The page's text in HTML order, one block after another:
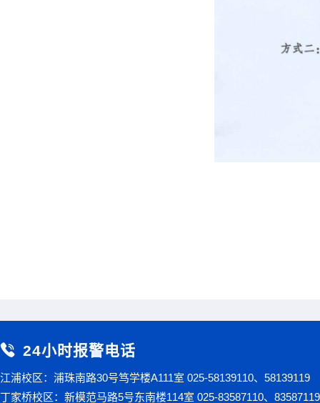
24小时报警电话
江浦校区：浦珠南路30号笃学楼A111室 025-58139110、58139119
丁家桥校区：新模范马路5号东南楼114室 025-83587110、83587119